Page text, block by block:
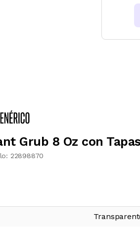
Grub 8 Oz con Tapas
22898870